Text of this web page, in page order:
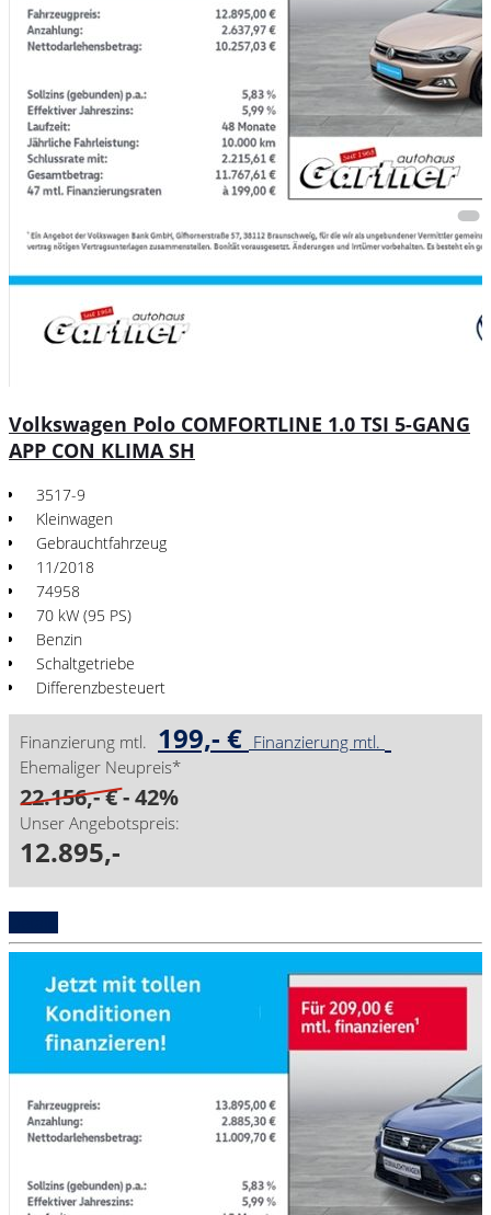
Volkswagen Polo COMFORTLINE 1.0 TSI 5-GANG
APP CON KLIMA SH
3517-9
Kleinwagen
Gebrauchtfahrzeug
11/2018
74958
70 kW (95 PS)
Benzin
Schaltgetriebe
Differenzbesteuert
Finanzierung mtl. 199,- € Finanzierung mtl.
Ehemaliger Neupreis*
22.156,- €- 42%
Unser Angebotspreis:
12.895,-